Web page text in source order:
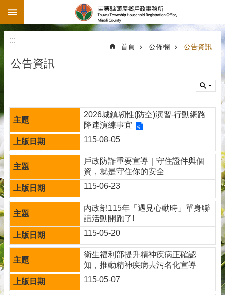
跳到主要內容區塊
:::
首頁 公佈欄 公告資訊
公告資訊
2026城鎮韌性(防空)演習-行動網路
降速演練事宜
115-08-05
戶政防詐重要宣導｜守住證件與個
資，就是守住你的安全
115-06-23
內政部115年「遇見心動時」單身聯
誼活動開跑了!
115-05-20
衛生福利部提升精神疾病正確認
知，推動精神疾病去污名化宣導
115-05-07